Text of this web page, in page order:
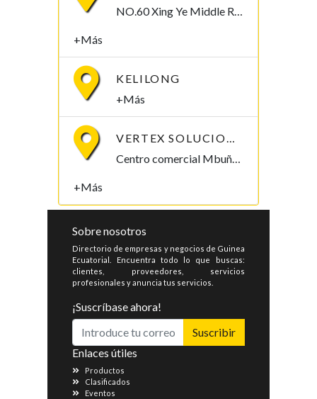
+Más
KELILONG
+Más
+Más
Sobre nosotros
Directorio de empresas y negocios de Guinea
Ecuatorial. Encuentra todo lo que buscas:
clientes, proveedores, servicios
profesionales y anuncia tus servicios.
¡Suscríbase ahora!
Suscribir
Enlaces útiles
Productos
Clasificados
Eventos